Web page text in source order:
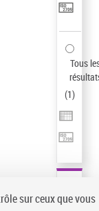
Tous
(1)
sur ceux que vous